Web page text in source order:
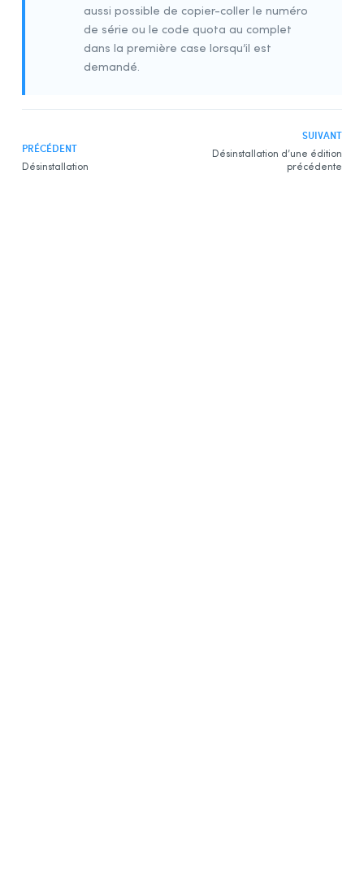
aussi possible de copier-coller le numéro
de série ou le code quota au complet
dans la première case lorsqu’il est
demandé.
PRÉCÉDENT
Désinstallation
SUIVANT
Désinstallation d’une édition
précédente